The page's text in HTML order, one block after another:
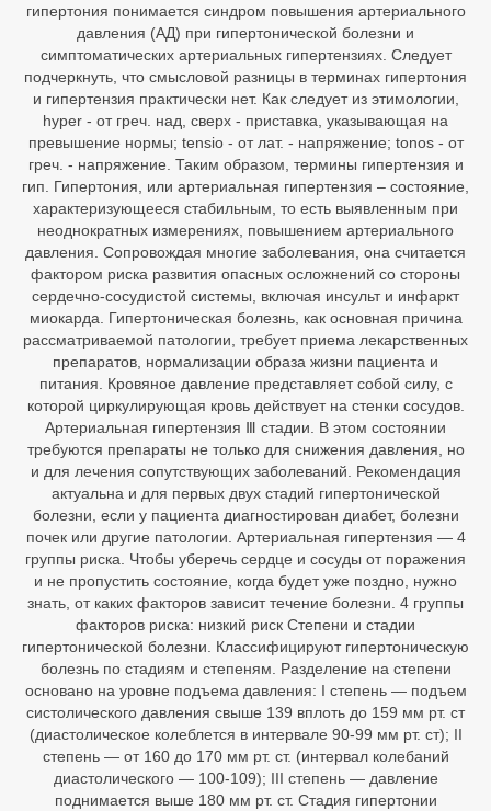
гипертония понимается синдром повышения артериального
давления (АД) при гипертонической болезни и
симптоматических артериальных гипертензиях. Следует
подчеркнуть, что смысловой разницы в терминах гипертония
и гипертензия практически нет. Как следует из этимологии,
hyper - от греч. над, сверх - приставка, указывающая на
превышение нормы; tensio - от лат. - напряжение; tonos - от
греч. - напряжение. Таким образом, термины гипертензия и
гип. Гипертония, или артериальная гипертензия – состояние,
характеризующееся стабильным, то есть выявленным при
неоднократных измерениях, повышением артериального
давления. Сопровождая многие заболевания, она считается
фактором риска развития опасных осложнений со стороны
сердечно-сосудистой системы, включая инсульт и инфаркт
миокарда. Гипертоническая болезнь, как основная причина
рассматриваемой патологии, требует приема лекарственных
препаратов, нормализации образа жизни пациента и
питания. Кровяное давление представляет собой силу, с
которой циркулирующая кровь действует на стенки сосудов.
Артериальная гипертензия Ⅲ стадии. В этом состоянии
требуются препараты не только для снижения давления, но
и для лечения сопутствующих заболеваний. Рекомендация
актуальна и для первых двух стадий гипертонической
болезни, если у пациента диагностирован диабет, болезни
почек или другие патологии. Артериальная гипертензия — 4
группы риска. Чтобы уберечь сердце и сосуды от поражения
и не пропустить состояние, когда будет уже поздно, нужно
знать, от каких факторов зависит течение болезни. 4 группы
факторов риска: низкий риск Степени и стадии
гипертонической болезни. Классифицируют гипертоническую
болезнь по стадиям и степеням. Разделение на степени
основано на уровне подъема давления: I степень — подъем
систолического давления свыше 139 вплоть до 159 мм рт. ст
(диастолическое колеблется в интервале 90-99 мм рт. ст); II
степень — от 160 до 170 мм рт. ст. (интервал колебаний
диастолического — 100-109); III степень — давление
поднимается выше 180 мм рт. ст. Стадия гипертонии